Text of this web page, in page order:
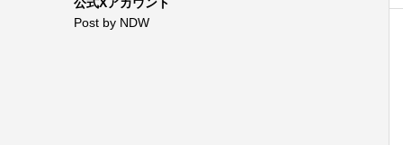
Post by NDW